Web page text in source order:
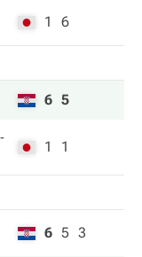
1 6
6 5
-
1 1
6 5 3